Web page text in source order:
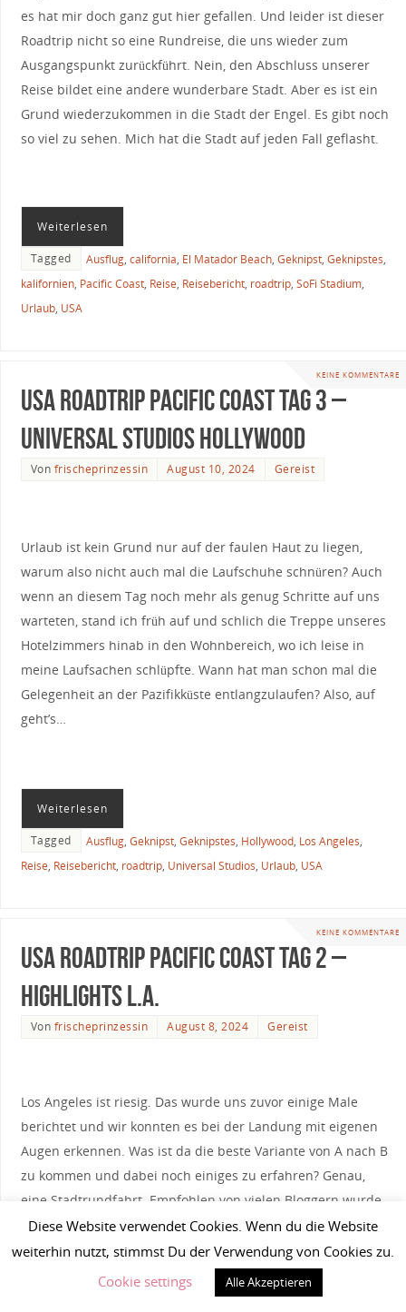
es hat mir doch ganz gut hier gefallen. Und leider ist dieser
Roadtrip nicht so eine Rundreise, die uns wieder zum
Ausgangspunkt zurückführt. Nein, den Abschluss unserer
Reise bildet eine andere wunderbare Stadt. Aber es ist ein
Grund wiederzukommen in die Stadt der Engel. Es gibt noch
so viel zu sehen. Mich hat die Stadt auf jeden Fall geflasht.
Weiterlesen
Tagged Ausflug, california, El Matador Beach, Geknipst, Geknipstes,
kalifornien, Pacific Coast, Reise, Reisebericht, roadtrip, SoFi Stadium,
Urlaub, USA
KEINE KOMMENTARE
USA Roadtrip Pacific Coast Tag 3 –
Universal Studios Hollywood
Von frischeprinzessin August 10, 2024 Gereist
Urlaub ist kein Grund nur auf der faulen Haut zu liegen,
warum also nicht auch mal die Laufschuhe schnüren? Auch
wenn an diesem Tag noch mehr als genug Schritte auf uns
warteten, stand ich früh auf und schlich die Treppe unseres
Hotelzimmers hinab in den Wohnbereich, wo ich leise in
meine Laufsachen schlüpfte. Wann hat man schon mal die
Gelegenheit an der Pazifikküste entlangzulaufen? Also, auf
geht’s…
Weiterlesen
Tagged Ausflug, Geknipst, Geknipstes, Hollywood, Los Angeles,
Reise, Reisebericht, roadtrip, Universal Studios, Urlaub, USA
KEINE KOMMENTARE
USA Roadtrip Pacific Coast Tag 2 –
Highlights L.A.
Von frischeprinzessin August 8, 2024 Gereist
Los Angeles ist riesig. Das wurde uns zuvor einige Male
berichtet und wir konnten es bei der Landung mit eigenen
Augen erkennen. Was ist da die beste Variante von A nach B
zu kommen und dabei noch einiges zu erfahren? Genau,
eine Stadtrundfahrt. Empfohlen von vielen Bloggern wurde
uns dabei die deutschsprachigeStadtrundfahrt mit Sandra
und Dennis. In einer Kleingruppe konnten wir ganz
entspannt die Highlights von L.A entdecken und dabei noch
viel neues, interessantes lernen. Und das auf Deutsch.
Diese Website verwendet Cookies. Wenn du die Website
weiterhin nutzt, stimmst Du der Verwendung von Cookies zu.
Cookie settings
Alle Akzeptieren